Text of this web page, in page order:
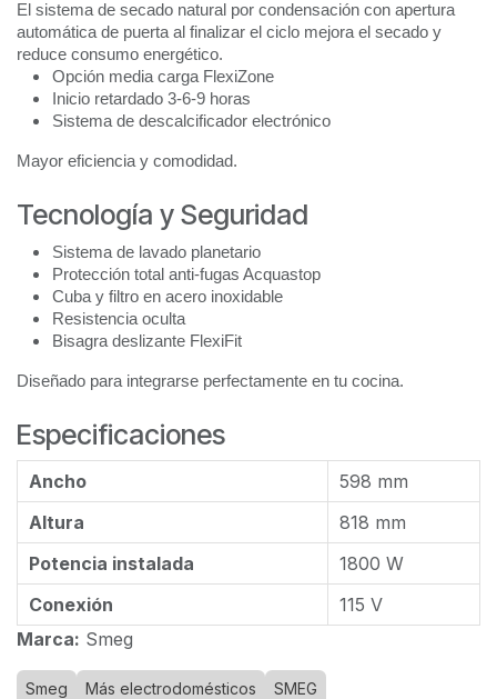
El sistema de secado natural por condensación con apertura
automática de puerta al finalizar el ciclo mejora el secado y
reduce consumo energético.
Opción media carga FlexiZone
Inicio retardado 3-6-9 horas
Sistema de descalcificador electrónico
Mayor eficiencia y comodidad.
Tecnología y Seguridad
Sistema de lavado planetario
Protección total anti-fugas Acquastop
Cuba y filtro en acero inoxidable
Resistencia oculta
Bisagra deslizante FlexiFit
Diseñado para integrarse perfectamente en tu cocina.
Especificaciones
Ancho
598 mm
Altura
818 mm
Potencia instalada
1800 W
Conexión
115 V
Marca: Smeg
Smeg Más electrodomésticos SMEG